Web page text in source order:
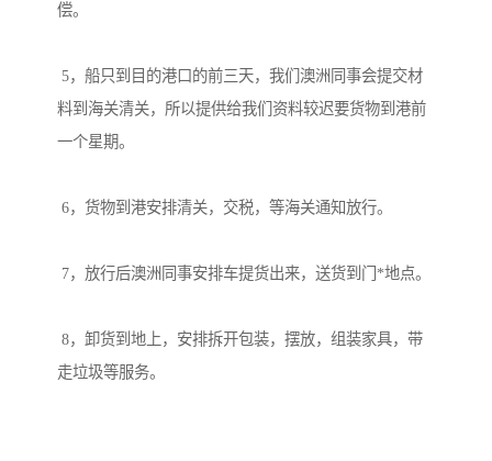
偿。
料到海关清关，所以提供给我们资料较迟要货物到港前
一个星期。
走垃圾等服务。